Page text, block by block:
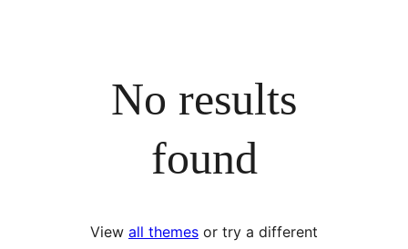
No results
found
View all themes or try a different